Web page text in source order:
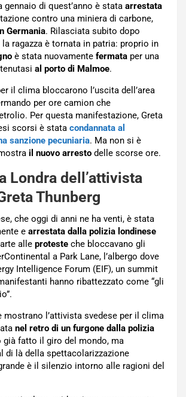
gennaio di quest’anno è stata arrestata
contro una miniera di carbone,
Germania. Rilasciata subito dopo
la ragazza è tornata in patria: proprio in
è stata nuovamente fermata per una
al porto di Malmoe.
il clima bloccarono l’uscita dell’area
per ore camion che
Per questa manifestazione, Greta
scorsi è stata condannata al
sanzione pecuniaria. Ma non si è
il nuovo arresto delle scorse ore.
Londra dell’attivista
Thunberg
che oggi di anni ne ha venti, è stata
e arrestata dalla polizia londinese
alle proteste che bloccavano gli
a Park Lane, l’albergo dove
Intelligence Forum (EIF), un summit
hanno ribattezzato come “gli
mostrano l’attivista svedese per il clima
nel retro di un furgone dalla polizia
già fatto il giro del mondo, ma
di là della spettacolarizzazione
è il silenzio intorno alle ragioni del